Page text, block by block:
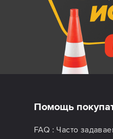
Помощь
FAQ : Часто